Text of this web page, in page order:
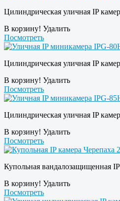
Цилиндрическая уличная IP
В корзину! Удалить
Посмотреть
Цилиндрическая уличная IP
В корзину! Удалить
Посмотреть
Цилиндрическая уличная IP
В корзину! Удалить
Посмотреть
Купольная вандалозащищенная
В корзину! Удалить
Посмотреть